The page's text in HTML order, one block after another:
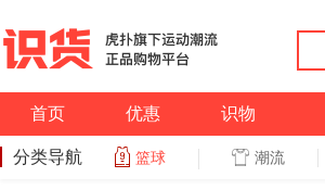
首页 优惠 识物
分类导航 篮球 潮流